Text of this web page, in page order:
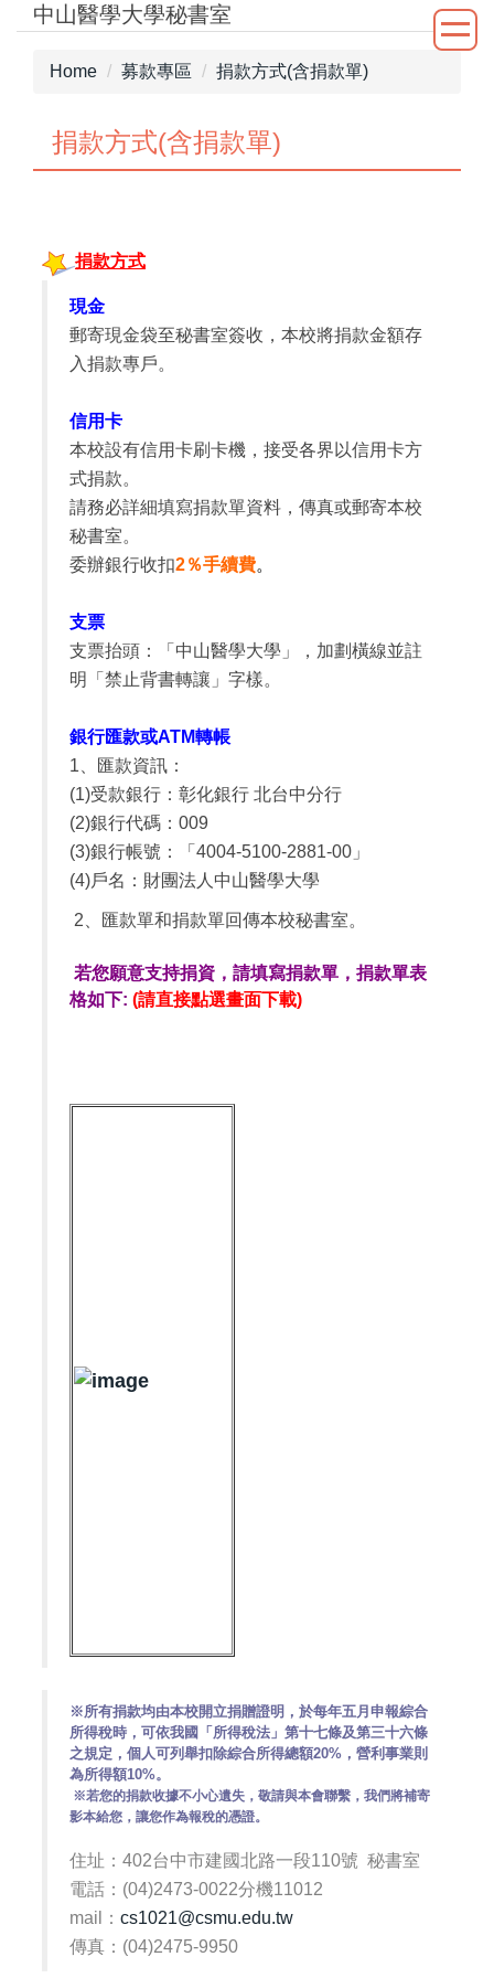
Jump中山醫學大學秘書室
Home 募款專區 捐款方式(含捐款單)
捐款方式(含捐款單)
捐款方式
現金
郵寄現金袋至秘書室簽收，本校將捐款金額存
入捐款專戶。
信用卡
本校設有信用卡刷卡機，接受各界以信用卡方
式捐款。
請務必詳細填寫捐款單資料，傳真或郵寄本校
秘書室。
委辦銀行收扣2％手續費。
支票
支票抬頭：「中山醫學大學」， 加劃橫線並註
明
「禁止背書轉讓 」 字樣。
銀行匯款或ATM轉帳
1、匯款資訊：
(1)受款銀行：彰化銀行 北台中分行
(2)銀行代碼：009
(3)銀行帳號：「4004-5100-2881-00」
(4)戶名：財團法人中山醫學大學
2 、匯款單和捐款單回傳本校秘書室。
若您願意支持捐資，請填寫捐款單，捐款單表
格如下: (請直接點選畫面下載)
※所有捐款均由本校開立捐贈證明，於每年五月申報綜合
所得稅時，可依我國「所得稅法」第十七條及第三十六條
之規定，個人可列舉扣除綜合所得總額20%，營利事業則
為所得額10%。
※若您的捐款收據不小心遺失，敬請與本會聯繫，我們將補寄
影本給您，讓您作為報稅的憑證。
住址：402台中市建國北路一段110號 秘書室
電話：(04)2473-0022分機11012
mail： cs1021@csmu.edu.tw
傳真：(04)2475-9950